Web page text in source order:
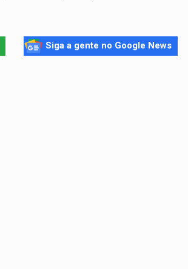
Siga a gente no Google News